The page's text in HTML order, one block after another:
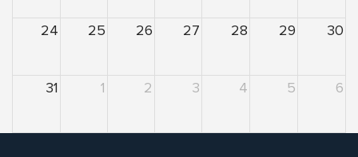
24 25 26 27 28 29 30
31 1 2 3 4 5 6